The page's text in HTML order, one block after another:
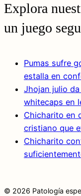
Explora
un juego
Pumas sufre
estalla en
Jhojan julio
whitecaps en
Chicharito en
cristiano que
Chicharito
© 2026 Patología